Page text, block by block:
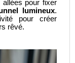
pour fixer
lumineux.
pour créer
rêvé.